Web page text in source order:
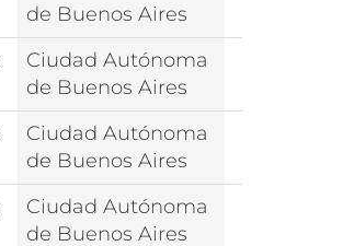
de Buenos Aires
Ciudad Autónoma
de Buenos Aires
Ciudad Autónoma
de Buenos Aires
Ciudad Autónoma
de Buenos Aires